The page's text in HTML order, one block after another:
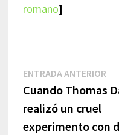
romano]
Navegación
de
entradas
ENTRADA ANTERIOR
Cuando Thomas
realizó un cruel
experimento con